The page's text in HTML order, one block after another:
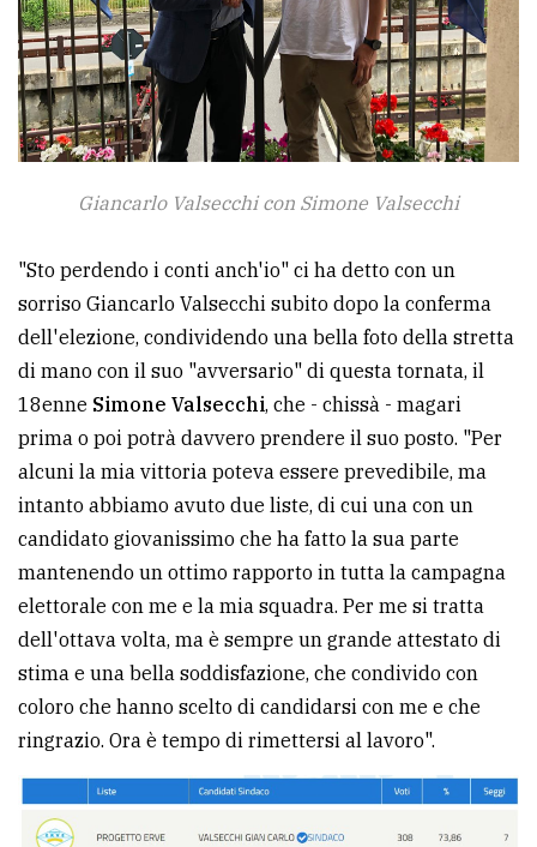
Giancarlo Valsecchi con Simone Valsecchi
"Sto perdendo i conti anch'io" ci ha detto con un
sorriso Giancarlo Valsecchi subito dopo la conferma
dell'elezione, condividendo una bella foto della stretta
di mano con il suo "avversario" di questa tornata, il
18enne Simone Valsecchi, che - chissà - magari
prima o poi potrà davvero prendere il suo posto. "Per
alcuni la mia vittoria poteva essere prevedibile, ma
intanto abbiamo avuto due liste, di cui una con un
candidato giovanissimo che ha fatto la sua parte
mantenendo un ottimo rapporto in tutta la campagna
elettorale con me e la mia squadra. Per me si tratta
dell'ottava volta, ma è sempre un grande attestato di
stima e una bella soddisfazione, che condivido con
coloro che hanno scelto di candidarsi con me e che
ringrazio. Ora è tempo di rimettersi al lavoro".